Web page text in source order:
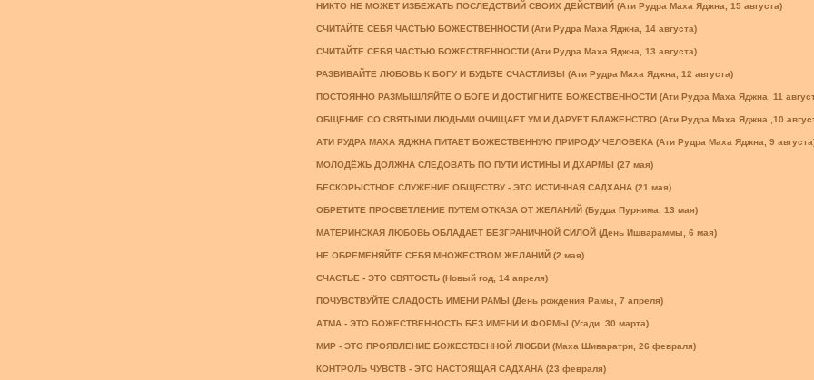
НИКТО НЕ МОЖЕТ ИЗБЕЖАТЬ ПОСЛЕДСТВИЙ СВОИХ ДЕЙСТВИЙ (Ати Рудра Маха Яджна, 15 августа)
СЧИТАЙТЕ СЕБЯ ЧАСТЬЮ БОЖЕСТВЕННОСТИ (Ати Рудра Маха Яджна, 14 августа)
СЧИТАЙТЕ СЕБЯ ЧАСТЬЮ БОЖЕСТВЕННОСТИ (Ати Рудра Маха Яджна, 13 августа)
РАЗВИВАЙТЕ ЛЮБОВЬ К БОГУ И БУДЬТЕ СЧАСТЛИВЫ (Ати Рудра Маха Яджна, 12 августа)
ПОСТОЯННО РАЗМЫШЛЯЙТЕ О БОГЕ И ДОСТИГНИТЕ БОЖЕСТВЕННОСТИ (Ати Рудра Маха Яджна, 11
ОБЩЕНИЕ СО СВЯТЫМИ ЛЮДЬМИ ОЧИЩАЕТ УМ И ДАРУЕТ БЛАЖЕНСТВО (Ати Рудра Маха Яджна ,10
АТИ РУДРА МАХА ЯДЖНА ПИТАЕТ БОЖЕСТВЕННУЮ ПРИРОДУ ЧЕЛОВЕКА (Ати Рудра Маха Яджна, 9
МОЛОДЁЖЬ ДОЛЖНА СЛЕДОВАТЬ ПО ПУТИ ИСТИНЫ И ДХАРМЫ (27 мая)
БЕСКОРЫСТНОЕ СЛУЖЕНИЕ ОБЩЕСТВУ - ЭТО ИСТИННАЯ САДХАНА (21 мая)
ОБРЕТИТЕ ПРОСВЕТЛЕНИЕ ПУТЕМ ОТКАЗА ОТ ЖЕЛАНИЙ (Будда Пурнима, 13 мая)
МАТЕРИНСКАЯ ЛЮБОВЬ ОБЛАДАЕТ БЕЗГРАНИЧНОЙ СИЛОЙ (День Ишвараммы, 6 мая)
НЕ ОБРЕМЕНЯЙТЕ СЕБЯ МНОЖЕСТВОМ ЖЕЛАНИЙ (2 мая)
СЧАСТЬЕ - ЭТО СВЯТОСТЬ (Новый год, 14 апреля)
ПОЧУВСТВУЙТЕ СЛАДОСТЬ ИМЕНИ РАМЫ (День рождения Рамы, 7 апреля)
АТМА - ЭТО БОЖЕСТВЕННОСТЬ БЕЗ ИМЕНИ И ФОРМЫ (Угади, 30 марта)
МИР - ЭТО ПРОЯВЛЕНИЕ БОЖЕСТВЕННОЙ ЛЮБВИ (Маха Шиваратри, 26 февраля)
КОНТРОЛЬ ЧУВСТВ - ЭТО НАСТОЯЩАЯ САДХАНА (23 февраля)